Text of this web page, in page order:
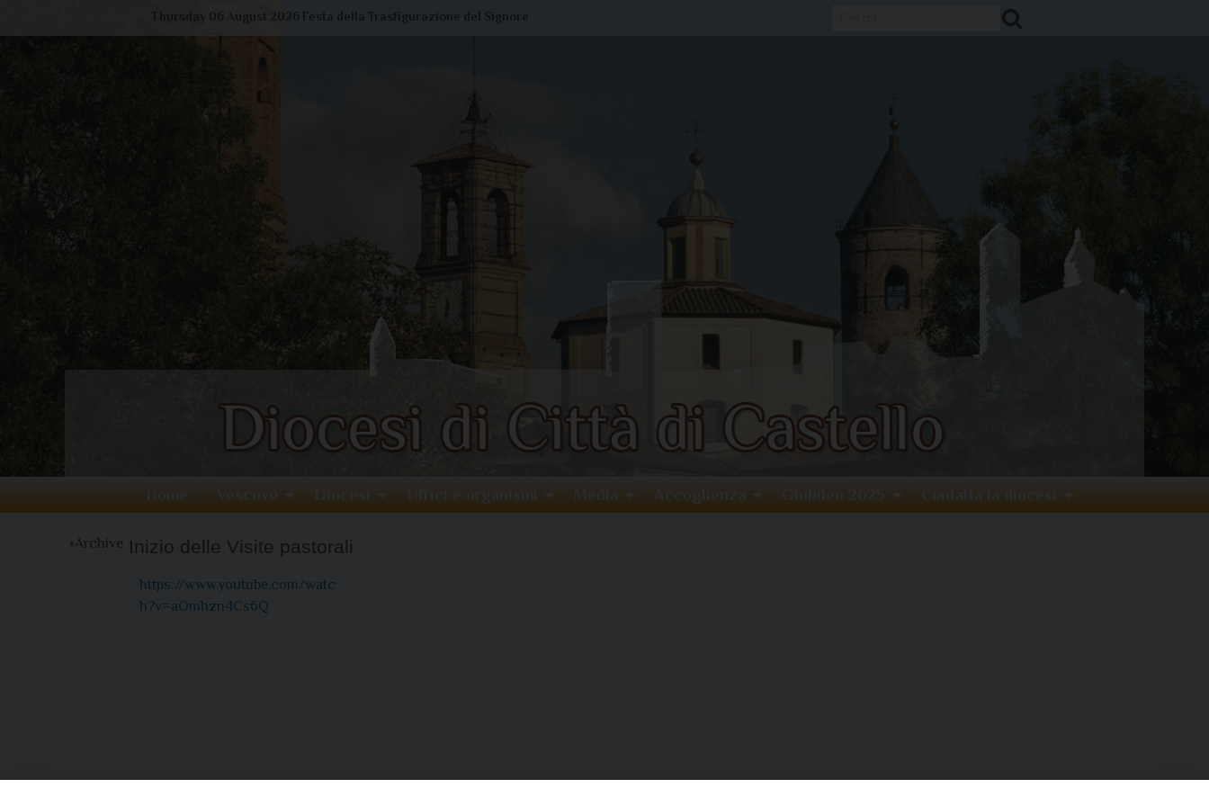
Thursday 06 August 2026 Festa della Trasfigurazione del Signore
Home Vescovo Diocesi Uffici e organismi Media Accoglienza Giubileo 2025 Contatta la diocesi
Archive Inizio delle Visite pastorali
https://www.youtube.com/watc
h?v=aOmhzn4Cs6Q